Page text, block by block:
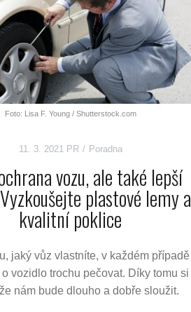
Foto: Lisa F. Young / Shutterstock.com
11. 3. 2021 PR Poradna
vozu, ale také lepší
plastové lemy a
kvalitní poklice
jaký vůz vlastníte, v každém případě
vozidlo trochu pečovat. Díky tomu si
nám bude dlouho a dobře sloužit.